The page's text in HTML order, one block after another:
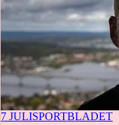
7 JULISPORTBLADET